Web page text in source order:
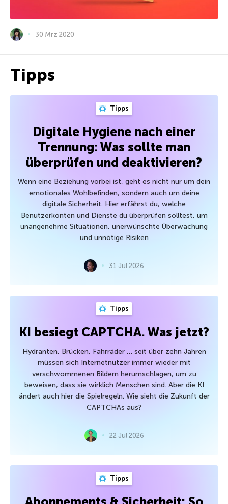
30 Mrz 2020
Tipps
Tipps
Digitale Hygiene nach einer
Trennung: Was sollte man
überprüfen und deaktivieren?
Wenn eine Beziehung vorbei ist, geht es nicht nur um dein
emotionales Wohlbefinden, sondern auch um deine
digitale Sicherheit. Hier erfährst du, welche
Benutzerkonten und Dienste du überprüfen solltest, um
unangenehme Situationen, unerwünschte Überwachung
und unnötige Risiken
31 Jul 2026
Tipps
KI besiegt CAPTCHA. Was jetzt?
Hydranten, Brücken, Fahrräder … seit über zehn Jahren
müssen sich Internetnutzer immer wieder mit
verschwommenen Bildern herumschlagen, um zu
beweisen, dass sie wirklich Menschen sind. Aber die KI
ändert auch hier die Spielregeln. Wie sieht die Zukunft der
CAPTCHAs aus?
22 Jul 2026
Tipps